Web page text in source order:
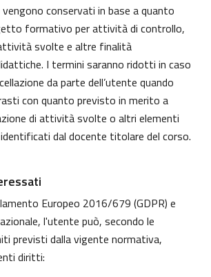
conservati in base a quanto
formativo per attività di controllo,
svolte e altre finalità
I termini saranno ridotti in caso
da parte dell’utente quando
con quanto previsto in merito a
di attività svolte o altri elementi
dal docente titolare del corso.
Europeo 2016/679 (GDPR) e
l'utente può, secondo le
previsti dalla vigente normativa,
diritti: